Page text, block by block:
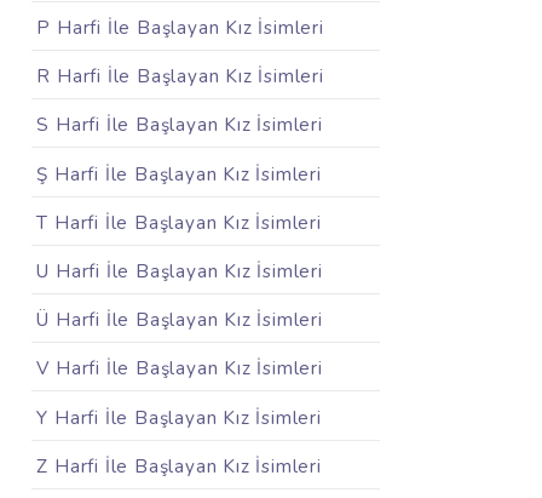
P Harfi İle Başlayan Kız İsimleri
R Harfi İle Başlayan Kız İsimleri
S Harfi İle Başlayan Kız İsimleri
Ş Harfi İle Başlayan Kız İsimleri
T Harfi İle Başlayan Kız İsimleri
U Harfi İle Başlayan Kız İsimleri
Ü Harfi İle Başlayan Kız İsimleri
V Harfi İle Başlayan Kız İsimleri
Y Harfi İle Başlayan Kız İsimleri
Z Harfi İle Başlayan Kız İsimleri